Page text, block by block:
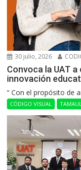
30 julio, 2026
Convoca la UAT
innovación
“ Con el propósito de
CÓDIGO VISUAL